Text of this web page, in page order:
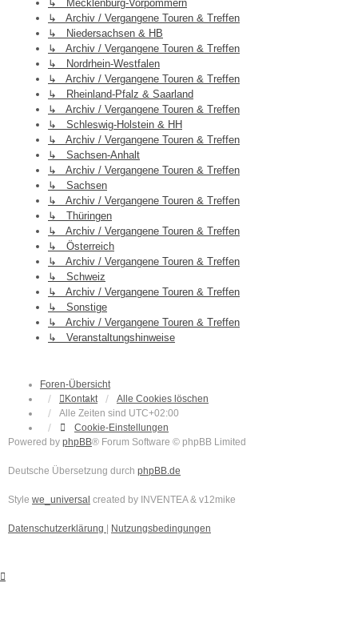
↳ Mecklenburg-Vorpommern
↳ Archiv / Vergangene Touren & Treffen
↳ Niedersachsen & HB
↳ Archiv / Vergangene Touren & Treffen
↳ Nordrhein-Westfalen
↳ Archiv / Vergangene Touren & Treffen
↳ Rheinland-Pfalz & Saarland
↳ Archiv / Vergangene Touren & Treffen
↳ Schleswig-Holstein & HH
↳ Archiv / Vergangene Touren & Treffen
↳ Sachsen-Anhalt
↳ Archiv / Vergangene Touren & Treffen
↳ Sachsen
↳ Archiv / Vergangene Touren & Treffen
↳ Thüringen
↳ Archiv / Vergangene Touren & Treffen
↳ Österreich
↳ Archiv / Vergangene Touren & Treffen
↳ Schweiz
↳ Archiv / Vergangene Touren & Treffen
↳ Sonstige
↳ Archiv / Vergangene Touren & Treffen
↳ Veranstaltungshinweise
Foren-Übersicht
Kontakt
Alle Cookies löschen
Alle Zeiten sind UTC+02:00
Cookie-Einstellungen
Powered by phpBB® Forum Software © phpBB Limited
Deutsche Übersetzung durch phpBB.de
Style we_universal created by INVENTEA & v12mike
Datenschutzerklärung Nutzungsbedingungen